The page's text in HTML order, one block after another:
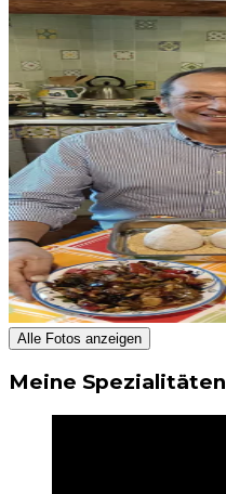
Alle Fotos anzeigen
Meine Spezialitäten